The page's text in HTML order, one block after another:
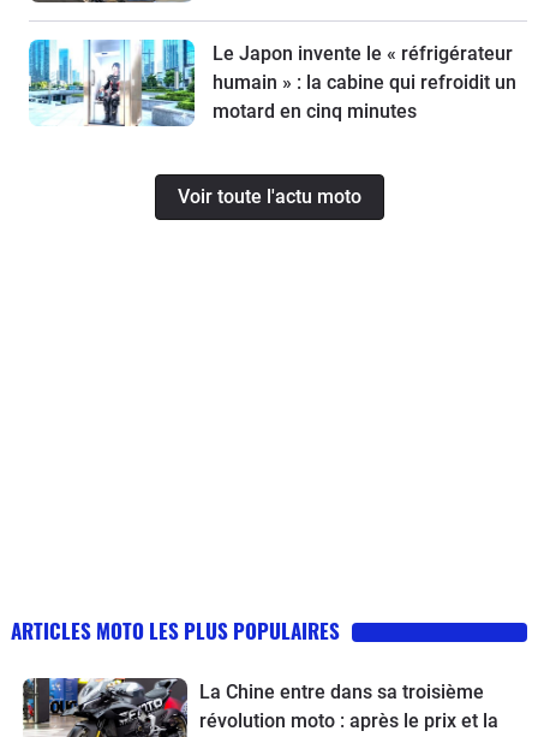
Le Japon invente le « réfrigérateur
humain » : la cabine qui refroidit un
motard en cinq minutes
Voir toute l'actu moto
ARTICLES MOTO LES PLUS POPULAIRES
La Chine entre dans sa troisième
révolution moto : après le prix et la